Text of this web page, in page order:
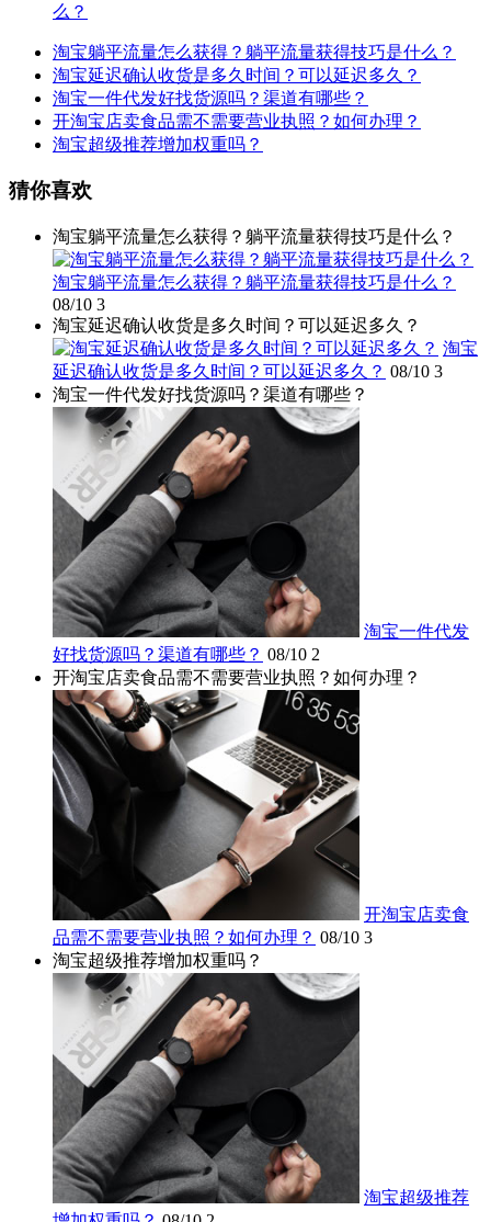
淘宝躺平流量怎么获得？躺平流量获得技巧是什么？
淘宝延迟确认收货是多久时间？可以延迟多久？
淘宝一件代发好找货源吗？渠道有哪些？
开淘宝店卖食品需不需要营业执照？如何办理？
淘宝超级推荐增加权重吗？
猜你喜欢
淘宝躺平流量怎么获得？躺平流量获得技巧是什么？
淘宝躺平流量怎么获得？躺平流量获得技巧是什么？
08/10 3
淘宝延迟确认收货是多久时间？可以延迟多久？
淘宝
延迟确认收货是多久时间？可以延迟多久？ 08/10 3
淘宝一件代发好找货源吗？渠道有哪些？
淘宝一件代发
好找货源吗？渠道有哪些？ 08/10 2
开淘宝店卖食品需不需要营业执照？如何办理？
开淘宝店卖食
品需不需要营业执照？如何办理？ 08/10 3
淘宝超级推荐增加权重吗？
淘宝超级推荐